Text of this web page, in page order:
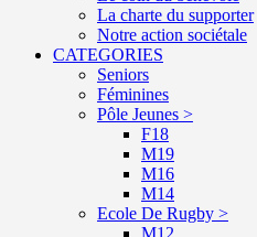
La charte du supporter
Notre action sociétale
CATEGORIES
Seniors
Féminines
Pôle Jeunes >
F18
M19
M16
M14
Ecole De Rugby >
M12